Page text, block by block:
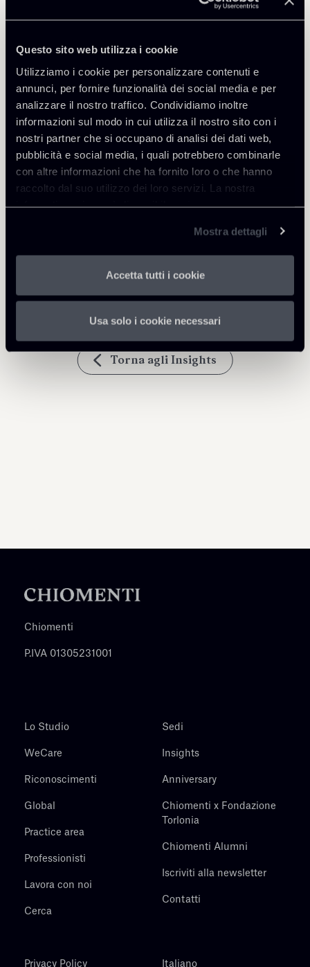
Questo sito web utilizza i cookie
Utilizziamo i cookie per personalizzare contenuti e
annunci, per fornire funzionalità dei social media e per
analizzare il nostro traffico. Condividiamo inoltre
informazioni sul modo in cui utilizza il nostro sito con i
nostri partner che si occupano di analisi dei dati web,
pubblicità e social media, i quali potrebbero combinarle
con altre informazioni che ha fornito loro o che hanno
raccolto dal suo utilizzo dei loro servizi. La nostra
informativa privacy è disponibilequi.
Mostra dettagli
Accetta tutti i cookie
Usa solo i cookie necessari
Approfondisci
Financial Regulation
Torna agli Insights
Chiomenti
P.IVA 01305231001
Lo Studio
WeCare
Riconoscimenti
Global
Practice area
Professionisti
Lavora con noi
Cerca
Sedi
Insights
Anniversary
Chiomenti x Fondazione
Torlonia
Chiomenti Alumni
Iscriviti alla newsletter
Contatti
Privacy Policy Italiano